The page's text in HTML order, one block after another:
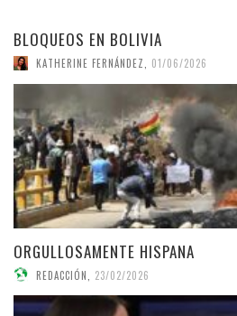
BLOQUEOS EN BOLIVIA
KATHERINE FERNÁNDEZ 01/06/2026
ORGULLOSAMENTE HISPANA
REDACCIÓN 23/02/2026